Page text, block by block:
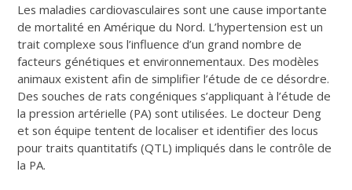
Les maladies cardiovasculaires sont une cause importante
de mortalité en Amérique du Nord. L’hypertension est un
trait complexe sous l’influence d’un grand nombre de
facteurs génétiques et environnementaux. Des modèles
animaux existent afin de simplifier l’étude de ce désordre.
Des souches de rats congéniques s’appliquant à l’étude de
la pression artérielle (PA) sont utilisées. Le docteur Deng
et son équipe tentent de localiser et identifier des locus
pour traits quantitatifs (QTL) impliqués dans le contrôle de
la PA.